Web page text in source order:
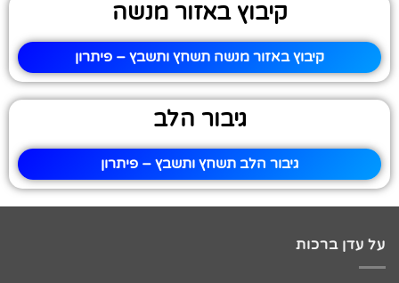
קיבוץ באזור מנשה
קיבוץ באזור מנשה תשחץ ותשבץ – פיתרון
גיבור הלב
גיבור הלב תשחץ ותשבץ – פיתרון
על עדן ברכות